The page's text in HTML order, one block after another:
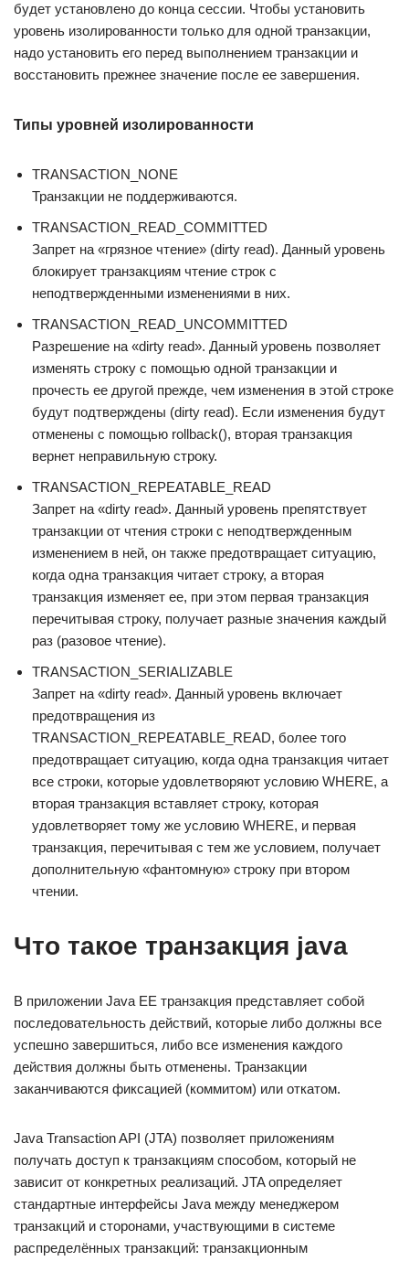
будет установлено до конца сессии. Чтобы установить
уровень изолированности только для одной транзакции,
надо установить его перед выполнением транзакции и
восстановить прежнее значение после ее завершения.
Типы уровней изолированности
TRANSACTION_NONE
Транзакции не поддерживаются.
TRANSACTION_READ_COMMITTED
Запрет на «грязное чтение» (dirty read). Данный уровень
блокирует транзакциям чтение строк с
неподтвержденными изменениями в них.
TRANSACTION_READ_UNCOMMITTED
Разрешение на «dirty read». Данный уровень позволяет
изменять строку с помощью одной транзакции и
прочесть ее другой прежде, чем изменения в этой строке
будут подтверждены (dirty read). Если изменения будут
отменены с помощью rollback(), вторая транзакция
вернет неправильную строку.
TRANSACTION_REPEATABLE_READ
Запрет на «dirty read». Данный уровень препятствует
транзакции от чтения строки с неподтвержденным
изменением в ней, он также предотвращает ситуацию,
когда одна транзакция читает строку, а вторая
транзакция изменяет ее, при этом первая транзакция
перечитывая строку, получает разные значения каждый
раз (разовое чтение).
TRANSACTION_SERIALIZABLE
Запрет на «dirty read». Данный уровень включает
предотвращения из
TRANSACTION_REPEATABLE_READ, более того
предотвращает ситуацию, когда одна транзакция читает
все строки, которые удовлетворяют условию WHERE, а
вторая транзакция вставляет строку, которая
удовлетворяет тому же условию WHERE, и первая
транзакция, перечитывая с тем же условием, получает
дополнительную «фантомную» строку при втором
чтении.
Что такое транзакция java
В приложении Java EE транзакция представляет собой
последовательность действий, которые либо должны все
успешно завершиться, либо все изменения каждого
действия должны быть отменены. Транзакции
заканчиваются фиксацией (коммитом) или откатом.
Java Transaction API (JTA) позволяет приложениям
получать доступ к транзакциям способом, который не
зависит от конкретных реализаций. JTA определяет
стандартные интерфейсы Java между менеджером
транзакций и сторонами, участвующими в системе
распределённых транзакций: транзакционным